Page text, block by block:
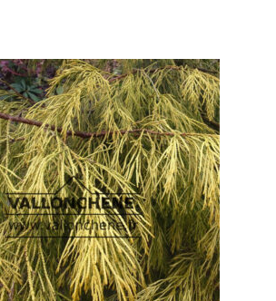
auf.
Die
Optionen
können
auf
der
Produktseite
gewählt
werden